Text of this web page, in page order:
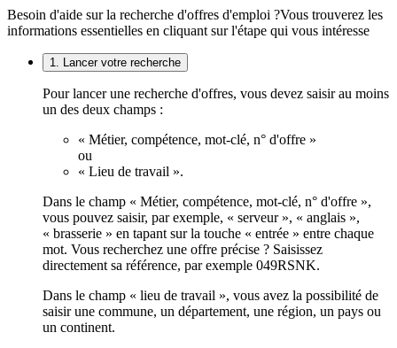
Besoin d'aide sur la recherche d'offres d'emploi ?Vous trouverez les
informations essentielles en cliquant sur l'étape qui vous intéresse
1. Lancer votre recherche
Pour lancer une recherche d'offres, vous devez saisir au moins
un des deux champs :
« Métier, compétence, mot-clé, n° d'offre »
ou
« Lieu de travail ».
Dans le champ « Métier, compétence, mot-clé, n° d'offre »,
vous pouvez saisir, par exemple, « serveur », « anglais »,
« brasserie » en tapant sur la touche « entrée » entre chaque
mot. Vous recherchez une offre précise ? Saisissez
directement sa référence, par exemple 049RSNK.
Dans le champ « lieu de travail », vous avez la possibilité de
saisir une commune, un département, une région, un pays ou
un continent.